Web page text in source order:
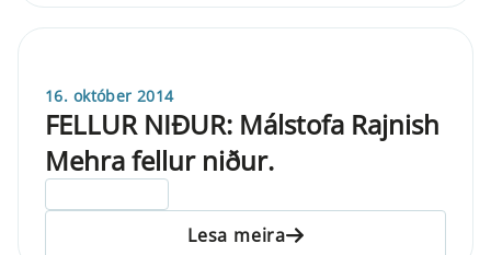
16. október 2014
FELLUR NIÐUR: Málstofa Rajnish
Mehra fellur niður.
Lesa meira